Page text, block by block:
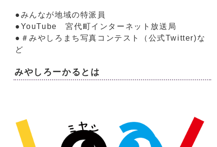
●みんなが地域の特派員
●YouTube 宮代町インターネット放送局
●＃みやしろまち写真コンテスト（公式Twitter)な
ど
みやしろーかるとは